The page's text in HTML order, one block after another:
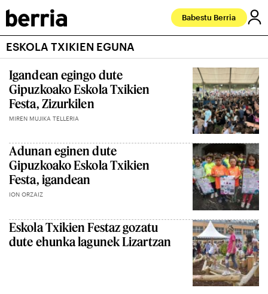
Babestu Berria
ESKOLA TXIKIEN EGUNA
Igandean egingo dute
Gipuzkoako Eskola Txikien
Festa, Zizurkilen
MIREN MUJIKA TELLERIA
Adunan eginen dute
Gipuzkoako Eskola Txikien
Festa, igandean
ION ORZAIZ
Eskola Txikien Festaz gozatu
dute ehunka lagunek Lizartzan